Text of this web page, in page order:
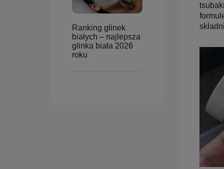
Ranking glinek
białych – najlepsza
glinka biała 2026
roku